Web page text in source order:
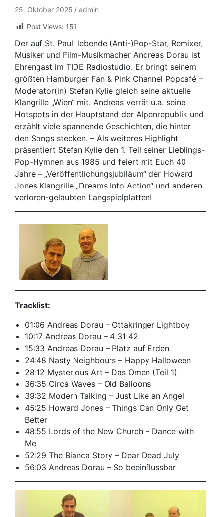
25. Oktober 2025
admin
Post Views: 151
Der auf St. Pauli lebende (Anti-)Pop-Star, Remixer,
Musiker und Film-Musikmacher Andreas Dorau ist
Ehrengast im TIDE Radiostudio. Er bringt seinem
größten Hamburger Fan & Pink Channel Popcafé –
Moderator(in) Stefan Kylie gleich seine aktuelle
Klangrille „Wien“ mit. Andreas verrät u.a. seine
Hotspots in der Hauptstand der Alpenrepublik und
erzählt viele spannende Geschichten, die hinter
den Songs stecken. – Als weiteres Highlight
präsentiert Stefan Kylie den 1. Teil seiner Lieblings-
Pop-Hymnen aus 1985 und feiert mit Euch 40
Jahre – „Veröffentlichungsjubiläum“ der Howard
Jones Klangrille „Dreams Into Action“ und anderen
verloren-gelaubten Langspielplatten!
Tracklist:
01:06 Andreas Dorau – Ottakringer Lightboy
10:17 Andreas Dorau – 4 31 42
15:33 Andreas Dorau – Platz auf Erden
24:48 Nasty Neighbours – Happy Halloween
28:12 Mysterious Art – Das Omen (Teil 1)
36:35 Circa Waves – Old Balloons
39:32 Modern Talking – Just Like an Angel
45:25 Howard Jones – Things Can Only Get
Better
48:55 Lords of the New Church – Dance with
Me
52:29 The Bianca Story – Dear Dead July
56:03 Andreas Dorau – So beeinflussbar